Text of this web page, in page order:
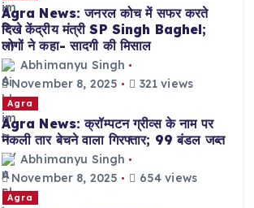
Agra News: जनरल कोच में सफर करते
दिखे केंद्रीय मंत्री SP Singh Baghel;
लोगों ने कहा- सादगी की मिसाल
Abhimanyu Singh
November 8, 2025
321 views
Agra
Agra News: क्रॉम्पटन ग्रीव्स के नाम पर
नकली तार बेचने वाला गिरफ्तार; 99 बंडल जब्त
Abhimanyu Singh
November 8, 2025
654 views
Agra